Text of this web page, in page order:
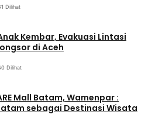
Dilihat
Kembar, Evakuasi Lintasi
di Aceh
Dilihat
Mall Batam, Wamenpar :
sebagai Destinasi Wisata